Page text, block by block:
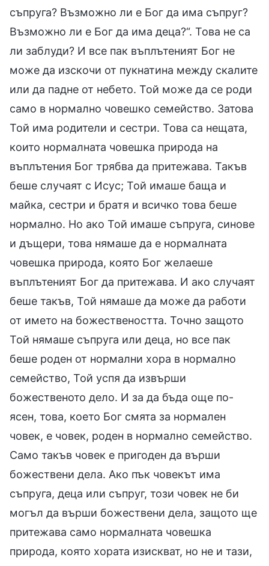
съпруга? Възможно ли е Бог да има съпруг?
Възможно ли е Бог да има деца?“. Това не са
ли заблуди? И все пак въплътеният Бог не
може да изскочи от пукнатина между скалите
или да падне от небето. Той може да се роди
само в нормално човешко семейство. Затова
Той има родители и сестри. Това са нещата,
които нормалната човешка природа на
въплътения Бог трябва да притежава. Такъв
беше случаят с Исус; Той имаше баща и
майка, сестри и братя и всичко това беше
нормално. Но ако Той имаше съпруга, синове
и дъщери, това нямаше да е нормалната
човешка природа, която Бог желаеше
въплътеният Бог да притежава. И ако случаят
беше такъв, Той нямаше да може да работи
от името на божествеността. Точно защото
Той нямаше съпруга или деца, но все пак
беше роден от нормални хора в нормално
семейство, Той успя да извърши
божественото дело. И за да бъда още по-
ясен, това, което Бог смята за нормален
човек, е човек, роден в нормално семейство.
Само такъв човек е пригоден да върши
божествени дела. Ако пък човекът има
съпруга, деца или съпруг, този човек не би
могъл да върши божествени дела, защото ще
притежава само нормалната човешка
природа, която хората изискват, но не и тази,